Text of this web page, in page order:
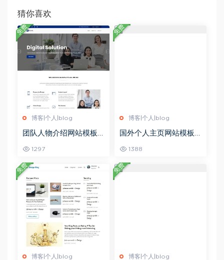
猜你喜欢
博客|个人|blog
团队人物介绍网站模板_
1297
免费
博客|个人|blog
国外个人主页网站模板_
1388
免费
博客|个人|blog
免费
博客|个人|blog
免费